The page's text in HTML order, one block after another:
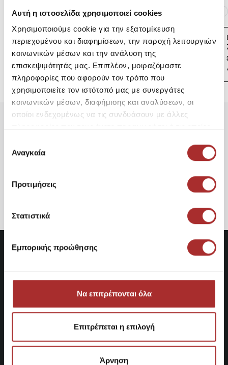
Αυτή η ιστοσελίδα χρησιμοποιεί cookies
Χρησιμοποιούμε cookie για την εξατομίκευση
περιεχομένου και διαφημίσεων, την παροχή λειτουργιών
κοινωνικών μέσων και την ανάλυση της
επισκεψιμότητάς μας. Επιπλέον, μοιραζόμαστε
πληροφορίες που αφορούν τον τρόπο που
χρησιμοποιείτε τον ιστότοπό μας με συνεργάτες
κοινωνικών μέσων, διαφήμισης και αναλύσεων, οι
οποίοι ενδεχομένως να τις συνδυάσουν με άλλες
των υπηρεσιών τους.
συγκατάθεσης
Αναγκαία
Προτιμήσεις
Στατιστικά
Εμπορικής προώθησης
Να επιτρέπονται όλα
Επιτρέπεται η επιλογή
Άρνηση
LAPIN HOUSE Βρεφική
Ζακέτα Πλεκτή
39,00€
Είδατε Πρόσφατα Δημοφιλή Προϊόντα